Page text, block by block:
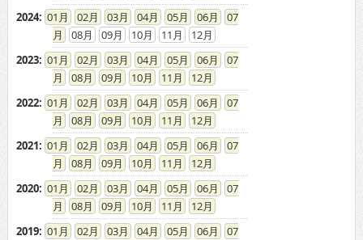
2024: 01 02 03 04 05 06
07
08
09 10 11
12
2023: 01 02 03 04 05 06
07
08
09 10 11
12
2022: 01 02 03 04 05 06
07
08
09 10 11
12
2021: 01 02 03 04 05 06
07
08
09 10 11
12
2020: 01 02 03 04 05 06
07
08
09 10 11
12
2019: 01 02 03 04 05 06
07